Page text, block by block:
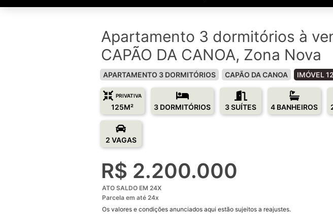
Apartamento 3 dormitórios à
CAPÃO DA CANOA, Zona Nova
APARTAMENTO 3 DORMITÓRIOS CAPÃO DA CANOA IMÓVEL
PRIVATIVA
125M² 3 DORMITÓRIOS 3 SUÍTES 4 BANHEIROS
2 VAGAS
R$ 2.200.000
ATO SALDO EM 24X
Parcela em até 24x
Os valores e condições anunciados aqui estão sujeitos a reajustes.